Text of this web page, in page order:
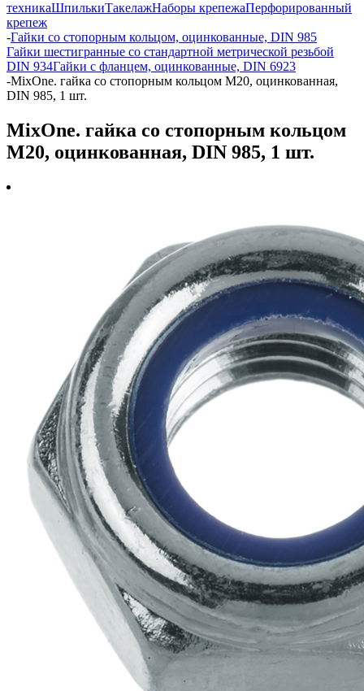
техникаШпилькиТакелажНаборы крепежаПерфорированный
крепеж
-Гайки со стопорным кольцом, оцинкованные, DIN 985
Гайки шестигранные со стандартной метрической резьбой
DIN 934Гайки с фланцем, оцинкованные, DIN 6923
-MixOne. гайка со стопорным кольцом М20, оцинкованная,
DIN 985, 1 шт.
MixOne. гайка со стопорным кольцом
М20, оцинкованная, DIN 985, 1 шт.